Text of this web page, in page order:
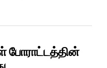
போராட்டத்தின்